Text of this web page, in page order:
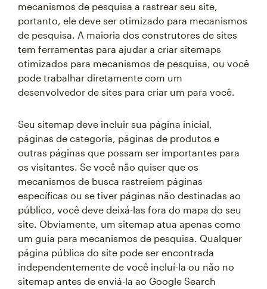
mecanismos de pesquisa a rastrear seu site,
portanto, ele deve ser otimizado para mecanismos
de pesquisa. A maioria dos construtores de sites
tem ferramentas para ajudar a criar sitemaps
otimizados para mecanismos de pesquisa, ou você
pode trabalhar diretamente com um
desenvolvedor de sites para criar um para você.
Seu sitemap deve incluir sua página inicial,
páginas de categoria, páginas de produtos e
outras páginas que possam ser importantes para
os visitantes. Se você não quiser que os
mecanismos de busca rastreiem páginas
específicas ou se tiver páginas não destinadas ao
público, você deve deixá-las fora do mapa do seu
site. Obviamente, um sitemap atua apenas como
um guia para mecanismos de pesquisa. Qualquer
página pública do site pode ser encontrada
independentemente de você incluí-la ou não no
sitemap antes de enviá-la ao Google Search